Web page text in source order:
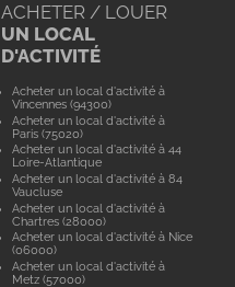
ACHETER / LOUER
UN LOCAL
D'ACTIVITÉ
Acheter un local d'activité à
Vincennes (94300)
Acheter un local d'activité à
Paris (75020)
Acheter un local d'activité à 44
Loire-Atlantique
Acheter un local d'activité à 84
Vaucluse
Acheter un local d'activité à
Chartres (28000)
Acheter un local d'activité à Nice
(06000)
Acheter un local d'activité à
Metz (57000)